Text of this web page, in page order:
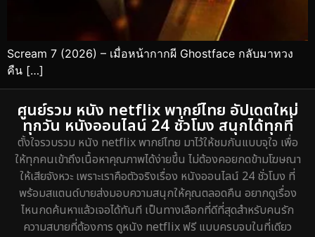
Scream 7 (2026) – เมื่อหน้ากากผี Ghostface กลับมาทวง
คืน […]
ศูนย์รวม หนัง netflix พากย์ไทย อัปเดตใหม่
ทุกวัน หนังออนไลน์ 24 ชั่วโมง สนุกได้ทุกที่
ตั้งใจรวบรวม หนัง netflix พากย์ไทย มาไว้ให้ชมกันแบบจุใจ เพื่อ
ให้ทุกคนเข้าถึงเนื้อหาคุณภาพได้ง่ายขึ้น ไม่ต้องคอยกดข้ามโฆษณา
ให้เสียจังหวะ เพราะเราคือตัวจริงเรื่อง หนังออนไลน์ 24 ชั่วโมง ที่
พร้อมสแตนด์บายส่งมอบความสนุกให้คุณตลอดคืน อยากดูเรื่อง
ไหนกดค้นหาแล้วเจอได้ทันที เป็นทางเลือกที่ดีที่สุดสำหรับคนรัก
ความสบายที่ต้องการ ดูหนัง netflix ฟรี แบบครบจบในที่เดียว